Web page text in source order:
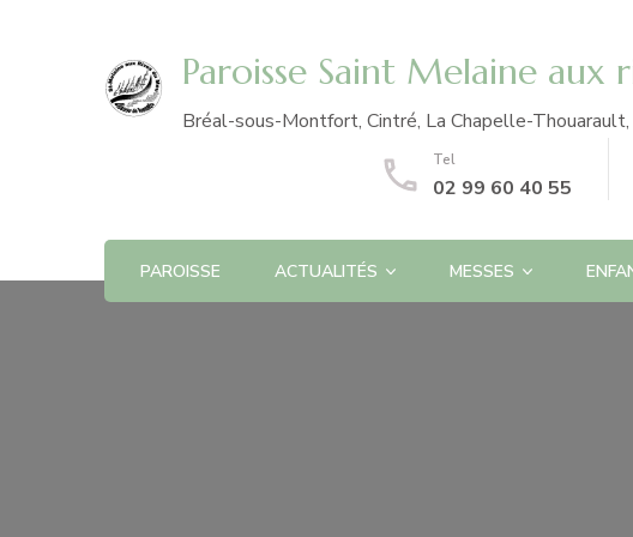
Paroisse Saint Melaine aux
Bréal-sous-Montfort, Cintré, La Chapelle-
Tel
02 99 60 40 55
PAROISSE ACTUALITÉS MESSES